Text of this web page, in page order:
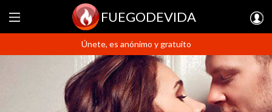
FUEGODEVIDA
Únete, es anónimo y gratuito